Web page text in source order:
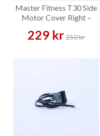
Master Fitness T30 Side
Motor Cover Right –
229 kr 250 kr